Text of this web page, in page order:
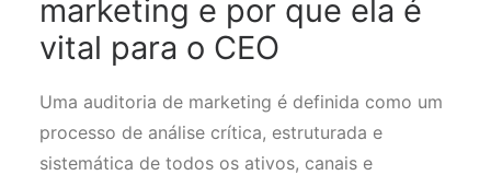
marketing e por que ela é
vital para o CEO
Uma auditoria de marketing é definida como um
processo de análise crítica, estruturada e
sistemática de todos os ativos, canais e